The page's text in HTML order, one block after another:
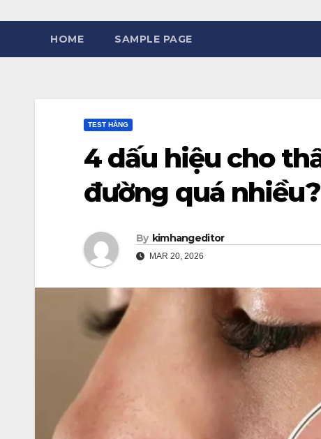
HOME SAMPLE PAGE
TEST HẰNG
4 dấu hiệu cho
đường quá nhiều?
By kimhangeditor
MAR 20, 2026